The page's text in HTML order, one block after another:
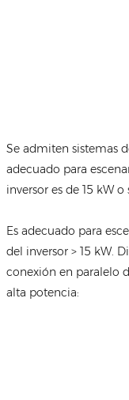
Se admiten sistemas
adecuado para
inversor es de 15 kW o
Es adecuado para
del inversor > 15 kW.
conexión en paralelo
alta potencia: